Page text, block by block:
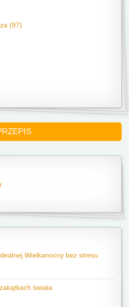
(97)
Wielkanocny bez stresu
świata